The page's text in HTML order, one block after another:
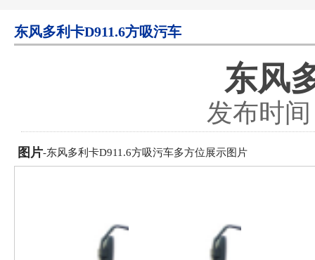
东风多利卡D911.6方吸污车
东风
发布时
图片-东风多利卡D911.6方吸污车多方位展示图片